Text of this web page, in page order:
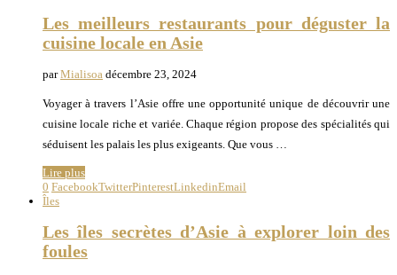
Les meilleurs restaurants pour déguster la
cuisine locale en Asie
parMialisoa décembre 23, 2024
Voyager à travers l’Asie offre une opportunité unique de découvrir une
cuisine locale riche et variée. Chaque région propose des spécialités qui
séduisent les palais les plus exigeants. Que vous …
Lire plus
0 FacebookTwitterPinterestLinkedinEmail
Îles
Les îles secrètes d’Asie à explorer loin des
foules